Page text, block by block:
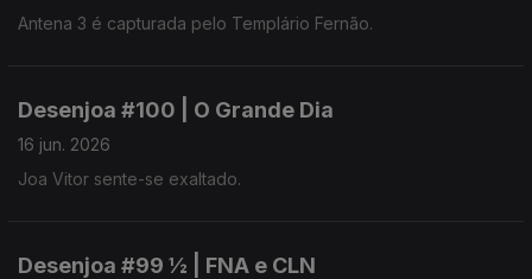
Antena 3 é capturada pelo Templário Fernão.
Desenjoa #100 | O Grande Dia
16 jun. 2026
Joa Vitor sente-se exaltado.
Desenjoa #99 ½ | FNA e CLN